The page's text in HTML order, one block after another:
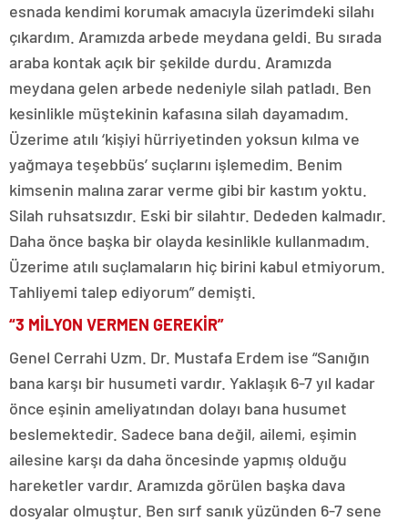
esnada kendimi korumak amacıyla üzerimdeki silahı
çıkardım. Aramızda arbede meydana geldi. Bu sırada
araba kontak açık bir şekilde durdu. Aramızda
meydana gelen arbede nedeniyle silah patladı. Ben
kesinlikle müştekinin kafasına silah dayamadım.
Üzerime atılı ‘kişiyi hürriyetinden yoksun kılma ve
yağmaya teşebbüs’ suçlarını işlemedim. Benim
kimsenin malına zarar verme gibi bir kastım yoktu.
Silah ruhsatsızdır. Eski bir silahtır. Dededen kalmadır.
Daha önce başka bir olayda kesinlikle kullanmadım.
Üzerime atılı suçlamaların hiç birini kabul etmiyorum.
Tahliyemi talep ediyorum” demişti.
“3 MİLYON VERMEN GEREKİR”
Genel Cerrahi Uzm. Dr. Mustafa Erdem ise “Sanığın
bana karşı bir husumeti vardır. Yaklaşık 6-7 yıl kadar
önce eşinin ameliyatından dolayı bana husumet
beslemektedir. Sadece bana değil, ailemi, eşimin
ailesine karşı da daha öncesinde yapmış olduğu
hareketler vardır. Aramızda görülen başka dava
dosyalar olmuştur. Ben sırf sanık yüzünden 6-7 sene